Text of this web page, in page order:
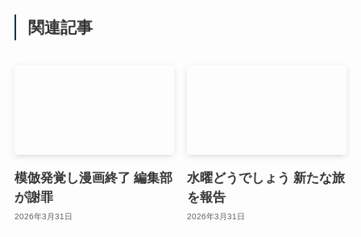
関連記事
模倣発覚し漫画終了 編集部
が謝罪
2026年3月31日
水曜どうでしょう 新たな旅
を報告
2026年3月31日